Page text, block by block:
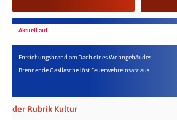
Aktuell auf
Entstehungsbrand am Dach eines Wohngebäudes
Brennende Gasflasche löst Feuerwehreinsatz aus
der Rubrik Kultur